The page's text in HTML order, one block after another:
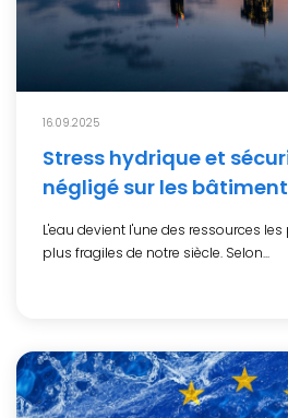
16.09.2025
Stress hydrique et
négligé sur les
L'eau devient l'une des ressources
plus fragiles de notre siècle. Selon...